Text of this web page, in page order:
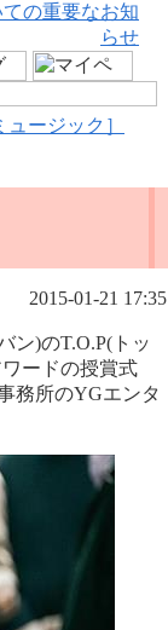
の重要なお知
らせ
ュージック］
2015-01-21 17:35
ン)のT.O.P(トッ
ードの授賞式
務所のYGエンタ